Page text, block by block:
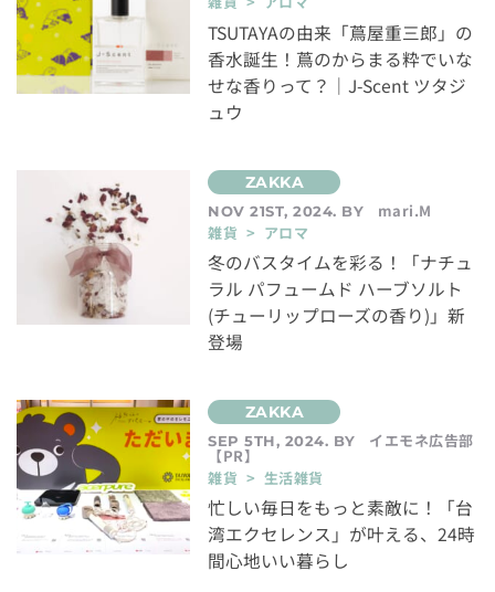
TSUTAYAの由来「蔦屋重三郎」の
香水誕生！蔦のからまる粋でいな
せな香りって？｜J-Scent ツタジ
ュウ
NOV 21ST, 2024. BY
mari.M
雑貨 > アロマ
冬のバスタイムを彩る！「ナチュ
ラル パフュームド ハーブソルト
(チューリップローズの香り)」新
登場
SEP 5TH, 2024. BY イエモネ広告部
【PR】
雑貨 > 生活雑貨
忙しい毎日をもっと素敵に！「台
湾エクセレンス」が叶える、24時
間心地いい暮らし